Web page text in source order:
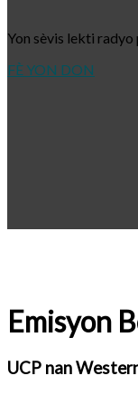
Yon sèvis lekti
FÈ YON DON
Emisyon
UCP nan